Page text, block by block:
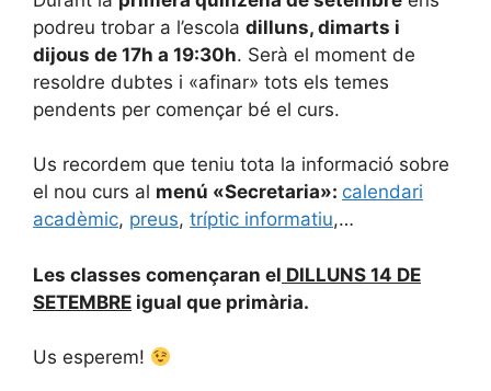
podreu trobar a l’escola dilluns, dimarts i
dijous de 17h a 19:30h. Serà el moment de
resoldre dubtes i «afinar» tots els temes
pendents per començar bé el curs.
Us recordem que teniu tota la informació sobre
el nou curs al menú «Secretaria»: calendari
acadèmic, preus, tríptic informatiu,…
Les classes començaran el DILLUNS 14 DE
SETEMBRE igual que primària.
Us esperem!